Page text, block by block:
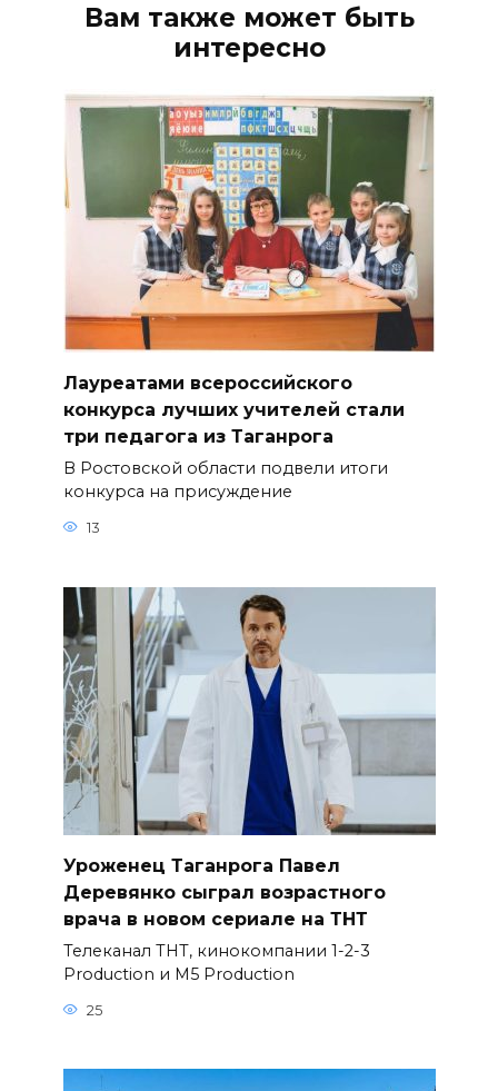
Вам также может быть
интересно
Лауреатами всероссийского
конкурса лучших учителей стали
три педагога из Таганрога
В Ростовской области подвели итоги
конкурса на присуждение
13
Уроженец Таганрога Павел
Деревянко сыграл возрастного
врача в новом сериале на ТНТ
Телеканал ТНТ, кинокомпании 1-2-3
Production и M5 Production
25